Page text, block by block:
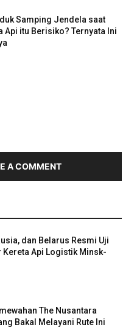
Samping Jendela saat
Api itu Berisiko? Ternyata Ini
A COMMENT
dan Belarus Resmi Uji
Kereta Api Logistik Minsk-
The Nusantara
Bakal Melayani Rute Ini